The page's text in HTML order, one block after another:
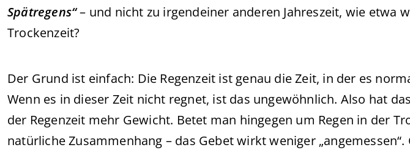
Spätregens“– und nicht zu irgendeiner anderen Jahreszeit, wie etwa
Trockenzeit?
Der Grund ist einfach: Die Regenzeit ist genau die Zeit, in der es
Wenn es in dieser Zeit nicht regnet, ist das ungewöhnlich. Also hat
der Regenzeit mehr Gewicht. Betet man hingegen um Regen in der
natürliche Zusammenhang – das Gebet wirkt weniger